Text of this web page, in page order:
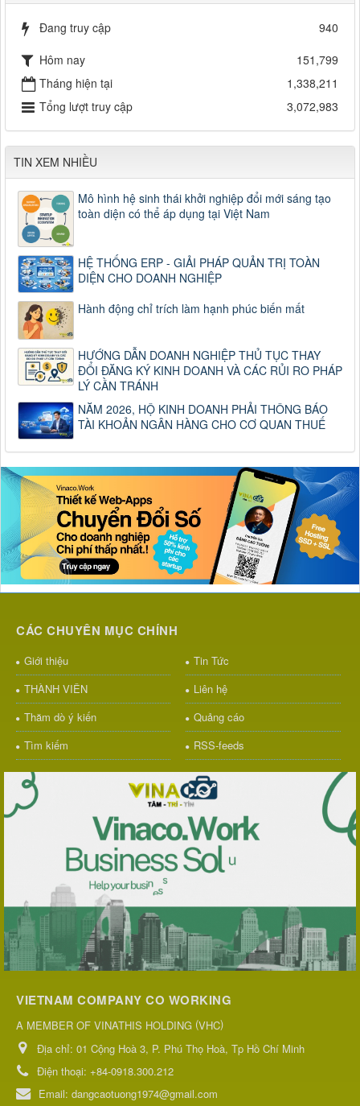
Đang truy cập
940
Hôm nay
151,799
Tháng hiện tại
1,338,211
Tổng lượt truy cập
3,072,983
TIN XEM NHIỀU
Mô hình hệ sinh thái khởi nghiệp đổi mới sáng tạo
toàn diện có thể áp dụng tại Việt Nam
HỆ THỐNG ERP - GIẢI PHÁP QUẢN TRỊ TOÀN
DIỆN CHO DOANH NGHIỆP
Hành động chỉ trích làm hạnh phúc biến mất
HƯỚNG DẪN DOANH NGHIỆP THỦ TỤC THAY
ĐỔI ĐĂNG KÝ KINH DOANH VÀ CÁC RỦI RO PHÁP
LÝ CẦN TRÁNH
NĂM 2026, HỘ KINH DOANH PHẢI THÔNG BÁO
TÀI KHOẢN NGÂN HÀNG CHO CƠ QUAN THUẾ
CÁC CHUYÊN MỤC CHÍNH
Giới thiệu
Tin Tức
THÀNH VIÊN
Liên hệ
Thăm dò ý kiến
Quảng cáo
Tìm kiếm
RSS-feeds
VIETNAM COMPANY CO WORKING
A MEMBER OF VINATHIS HOLDING (VHC)
Địa chỉ: 01 Cộng Hoà 3, P. Phú Thọ Hoà, Tp Hồ Chí Minh
Điện thoại: +84-0918.300.212
Email: dangcaotuong1974@gmail.com